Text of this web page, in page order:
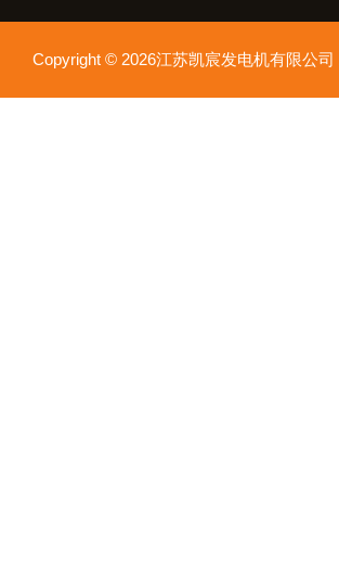
Copyright © 2026江苏凯宸发电机有限公